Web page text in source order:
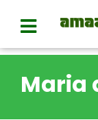
Maria